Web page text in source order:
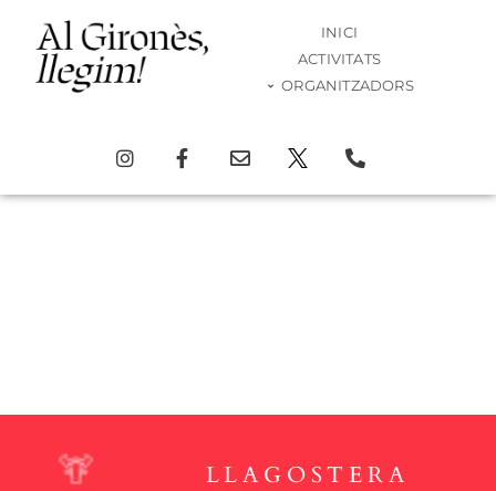
INICI
ACTIVITATS
ORGANITZADORS
LLAGOSTERA